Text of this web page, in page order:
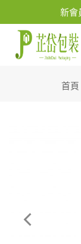
content
新會
首頁